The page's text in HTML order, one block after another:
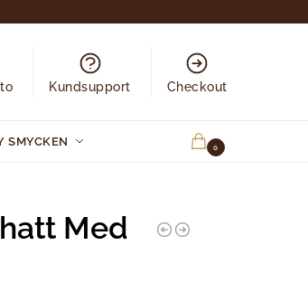
Kundsupport Checkout
SMYCKEN 0
Med